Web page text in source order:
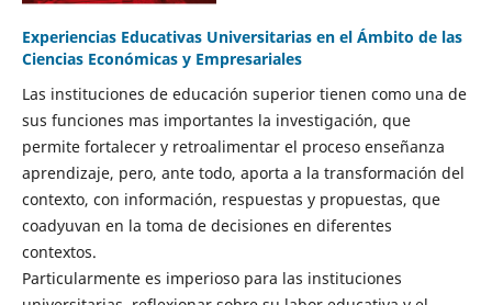
Experiencias Educativas Universitarias en el Ámbito de las
Ciencias Económicas y Empresariales
Las instituciones de educación superior tienen como una de
sus funciones mas importantes la investigación, que
permite fortalecer y retroalimentar el proceso enseñanza
aprendizaje, pero, ante todo, aporta a la transformación del
contexto, con información, respuestas y propuestas, que
coadyuvan en la toma de decisiones en diferentes
contextos.
Particularmente es imperioso para las instituciones